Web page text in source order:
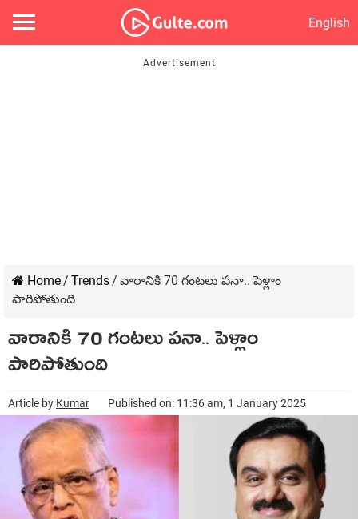
English
Home/ Trends/ వారానికి 70 గంటలు పనా.. పెళ్లాం
పారిపోతుంది
వారానికి 70 గంటలు పనా.. పెళ్లాం
పారిపోతుంది
Article by Kumar Published on: 11:36 am, 1 January 2025